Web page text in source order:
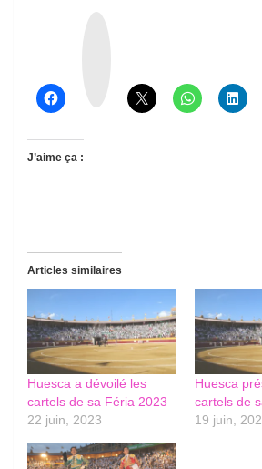
J’aime ça :
Articles similaires
Huesca a dévoilé les
cartels de sa Féria 2023
22 juin, 2023
Huesca
cartels de
19 juin,